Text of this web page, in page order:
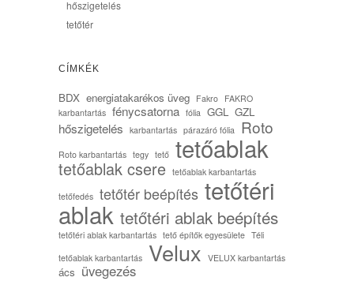
hőszigetelés
tetőtér
CÍMKÉK
BDX energiatakarékos üveg Fakro FAKRO
karbantartás fénycsatorna fólia GGL GZL
hőszigetelés karbantartás párazáró fólia Roto
Roto karbantartás tegy tető tetőablak
tetőablak csere tetőablak karbantartás
tetőfedés tetőtér beépítés tetőtéri
ablak tetőtéri ablak beépítés
tetőtéri ablak karbantartás tető építők egyesülete Téli
tetőablak karbantartás Velux VELUX karbantartás
ács üvegezés